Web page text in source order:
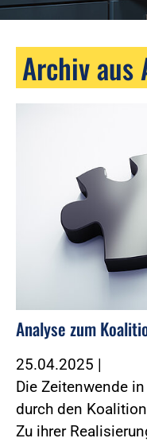
Archiv
Analyse zum
25.04.2025 |
Die Zeitenwende
durch den
Zu ihrer